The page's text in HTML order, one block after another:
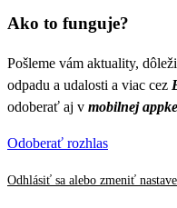
Ako to funguje?
Pošleme vám aktuality,
odpadu a udalosti a viac cez
odoberať aj v mobilnej appke
Odoberať rozhlas
Odhlásiť sa alebo zmeniť